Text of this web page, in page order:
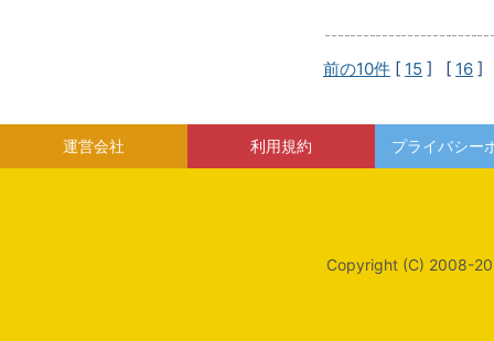
前の10件 [ 15 ] [ 16 ]
運営会社 利用規約 プライバシー
Copyright (C) 2008-